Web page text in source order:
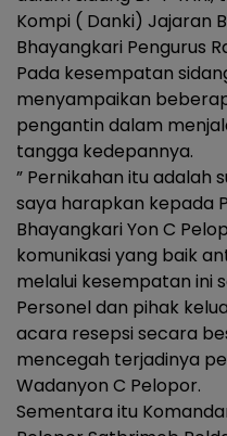
Kompi ( Danki) Jajaran
Bhayangkari Pengurus
Pada kesempatan
menyampaikan
pengantin dalam
tangga kedepannya.
” Pernikahan itu adalah
saya harapkan kepada
Bhayangkari Yon C
komunikasi yang baik
melalui kesempatan ini
Personel dan pihak
acara resepsi secara
mencegah terjadinya
Wadanyon C Pelopor.
Sementara itu